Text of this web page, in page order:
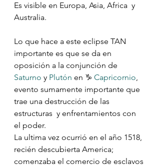
Es visible en Europa, Asia, Africa  y
Australia.
Lo que hace a este eclipse TAN
importante es que se da en
oposición a la conjunción de
Saturno y Plutón en ♑️ Capricornio,
evento sumamente importante que
trae una destrucción de las
estructuras  y enfrentamientos con
el poder.
La ultima vez ocurrió en el año 1518,
recién descubierta America;
comenzaba el comercio de esclavos